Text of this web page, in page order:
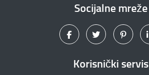
Socijalne mreže
Korisnički servis